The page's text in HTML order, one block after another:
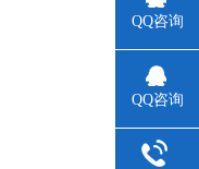
QQ咨询
QQ咨询